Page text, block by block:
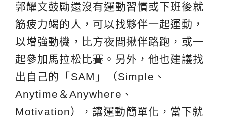
郭耀文鼓勵還沒有運動習慣或下班後就
筋疲力竭的人，可以找夥伴一起運動，
以增強動機，比方夜間揪伴路跑，或一
起參加馬拉松比賽。另外，他也建議找
出自己的「SAM」（Simple、
Anytime＆Anywhere、
Motivation），讓運動簡單化，當下就